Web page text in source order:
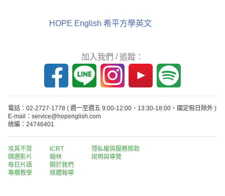
HOPE English 希平方學英文
加入我們 / 追蹤：
電話：02-2727-1778 ( 週一至週五 9:00-12:00、13:30-18:00，國定假日除外 )
E-mail：service@hopenglish.com
統編：24746401
攻其不背
精選影片
每日片語
專欄教學
ICRT
翰林
關於我們
媒體報導
隱私權與服務條款
說明與導覽